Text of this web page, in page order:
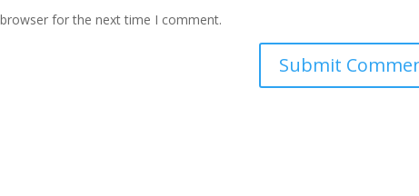
for the next time I comment.